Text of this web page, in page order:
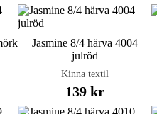
Jasmine 8/4 härva 4004
julröd
Kinna textil
139 kr